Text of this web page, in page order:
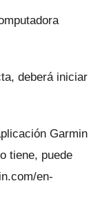
deberá iniciar
Garmin
tiene, puede
en-